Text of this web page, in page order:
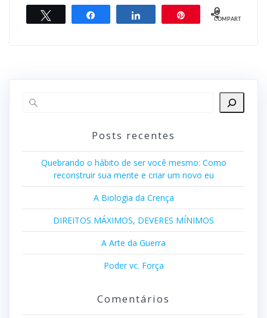
Compartilhar Compartilhar 0
COMPART.
Posts recentes
Quebrando o hábito de ser você mesmo: Como
reconstruir sua mente e criar um novo eu
A Biologia da Crença
DIREITOS MÁXIMOS, DEVERES MÍNIMOS
A Arte da Guerra
Poder vc. Força
Comentários